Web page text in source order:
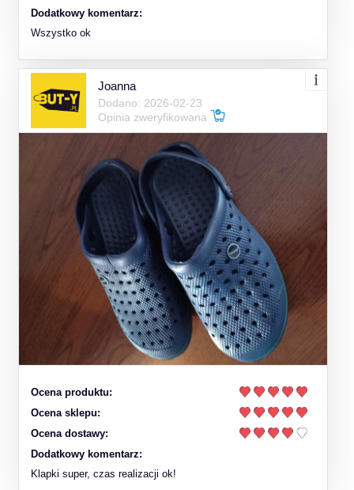
Dodatkowy komentarz:
Wszystko ok
Joanna
Dodano: 2026-02-23
Opinia zweryfikowana
Ocena produktu:
Ocena sklepu:
Ocena dostawy:
Dodatkowy komentarz:
Klapki super, czas realizacji ok!